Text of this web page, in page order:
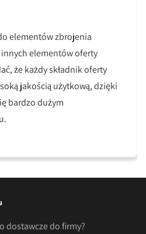
elementów zbrojenia
elementów oferty
że każdy składnik oferty
jakością użytkową, dzięki
bardzo dużym
dostawcze do firmy?